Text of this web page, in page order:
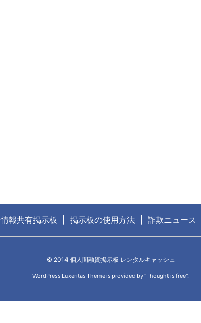
情報共有掲示板 掲示板の使用方法 詐欺ニュース
© 2014 個人間融資掲示板 レンタルキャッシュ
WordPress Luxeritas Theme is provided by "Thought is free".